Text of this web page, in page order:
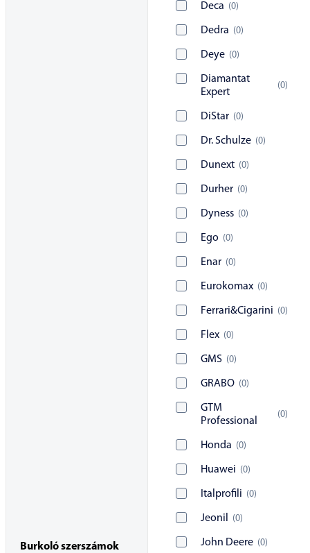
Deca (0)
Dedra (0)
Deye (0)
Diamantat
Expert
(0)
DiStar (0)
Dr. Schulze (0)
Dunext (0)
Durher (0)
Dyness (0)
Ego (0)
Enar (0)
Eurokomax (0)
Ferrari&Cigarini (0)
Flex (0)
GMS (0)
GRABO (0)
GTM
Professional
(0)
Honda (0)
Huawei (0)
Italprofili (0)
Jeonil (0)
John Deere (0)
Burkoló szerszámok